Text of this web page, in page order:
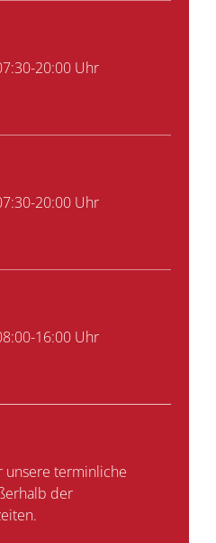
20:00 Uhr
20:00 Uhr
16:00 Uhr
unsere terminliche
der